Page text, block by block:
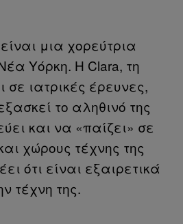
μια χορεύτρια
Υόρκη. Η Clara, τη
ιατρικές έρευνες,
το αληθινό της
και να «παίζει» σε
χώρους τέχνης της
ότι είναι εξαιρετικά
τέχνη της.